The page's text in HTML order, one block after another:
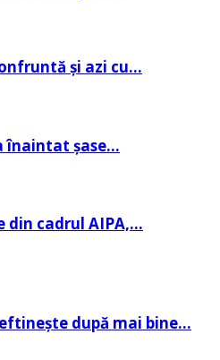
și azi cu…
înaintat șase…
din cadrul AIPA,…
după mai bine…